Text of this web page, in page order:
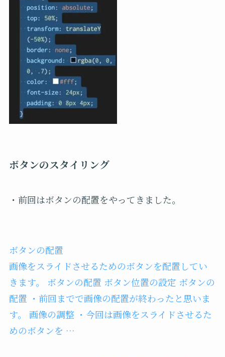
ボタンのスタイリング
・前回はボタンの配置をやってきました。
ボタンの配置
画像をスライドさせるためのボタンを配置してい
きます。 ボタンの配置 ボタン位置の設定 ボタンの
配置 ・前回までで画像の配置が終わったと思いま
す。 画像の調整 ・今回は画像をスライドさせるた
めのボタンを …